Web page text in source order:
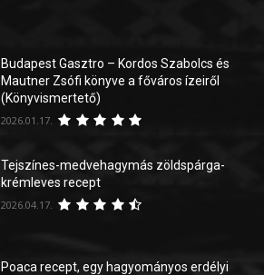
Budapest Gasztro – Kordos Szabolcs és
Mautner Zsófi könyve a főváros ízeiről
(Könyvismertető)
2026.01.17.
Tejszínes-medvehagymás zöldspárga-
krémleves recept
2026.04.17.
Poaca recept, egy hagyományos erdélyi